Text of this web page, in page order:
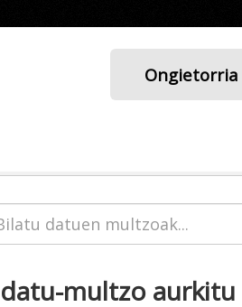
Ongietorria
multzo aurkitu